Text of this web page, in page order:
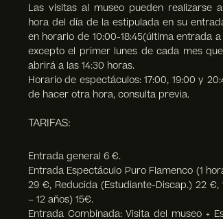
Las visitas al museo pueden realizarse
hora del día de la estipulada en su
en horario de 10:00-18:45(última entrada a
excepto el primer lunes de cada mes
abrirá a las 14:30 horas.
Horario de espectáculos: 17:00, 19:00 y
de hacer otra hora, consulta previa.
TARIFAS:
Entrada general 6 €.
Entrada Espectáculo Puro Flamenco (1
29 €, Reducida (Estudiante-Discap.) 22 €,
– 12 años) 15€.
Entrada Combinada: Visita del museo +